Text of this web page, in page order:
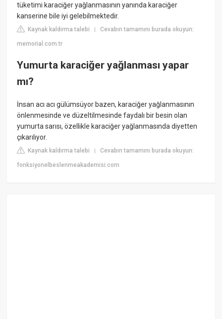
tüketimi karaciğer yağlanmasının yanında karaciğer
kanserine bile iyi gelebilmektedir.
Kaynak kaldırma talebi |Cevabın tamamını burada okuyun:
memorial.com.tr
Yumurta karaciğer yağlanması yapar
mı?
İnsan acı acı gülümsüyor bazen, karaciğer yağlanmasının
önlenmesinde ve düzeltilmesinde faydalı bir besin olan
yumurta sarısı, özellikle karaciğer yağlanmasında diyetten
çıkarılıyor.
Kaynak kaldırma talebi |Cevabın tamamını burada okuyun:
fonksiyonelbeslenmeakademisi.com